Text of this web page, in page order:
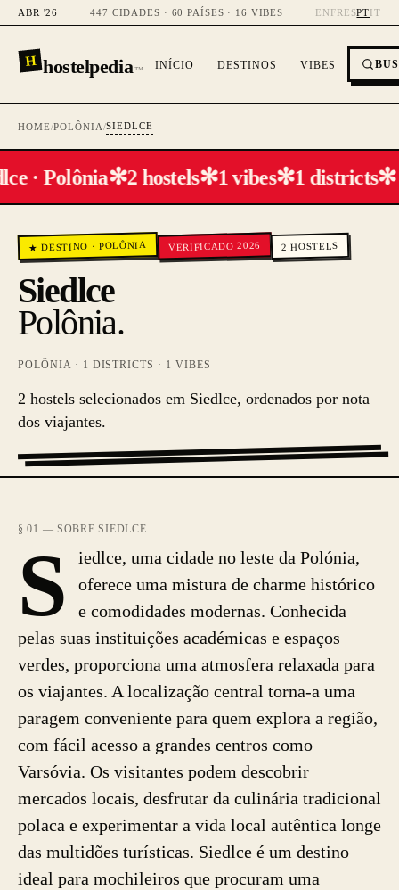
ABR '26 447 CIDADES · 60 PAÍSES · 16 VIBES EN FR ESPTIT
H hostelpedia™ INÍCIO DESTINOS VIBES
HOME/POLÔNIA/SIEDLCE
· Polônia✻2 hostels✻1 vibes✻1 districts✻
★ DESTINO ·POLÔNIA VERIFICADO 2026 2 HOSTELS
Siedlce
Polônia.
POLÔNIA· 1 DISTRICTS · 1 VIBES
2 hostels selecionados em Siedlce, ordenados por nota
dos viajantes.
§ 01 — SOBRE SIEDLCE
S
iedlce, uma cidade no leste da Polónia,
oferece uma mistura de charme histórico
e comodidades modernas. Conhecida
pelas suas instituições académicas e espaços
verdes, proporciona uma atmosfera relaxada para
os viajantes. A localização central torna-a uma
paragem conveniente para quem explora a região,
com fácil acesso a grandes centros como
Varsóvia. Os visitantes podem descobrir
mercados locais, desfrutar da culinária tradicional
polaca e experimentar a vida local autêntica longe
das multidões turísticas. Siedlce é um destino
ideal para mochileiros que procuram uma